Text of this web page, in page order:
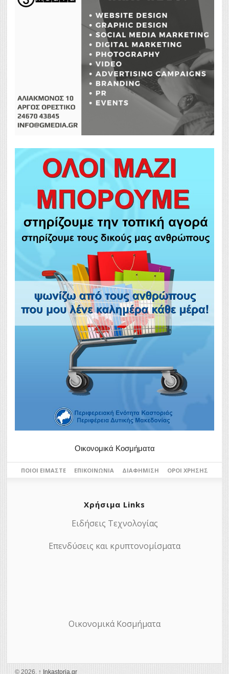
Οικονομικά Κοσμήματα
ΠΟΙΟΙ ΕΊΜΑΣΤΕ ΕΠΙΚΟΙΝΩΝΊΑ ΔΙΑΦΉΜΙΣΗ ΌΡΟΙ ΧΡΉΣΗΣ
Χρήσιμα Links
Ειδήσεις Τεχνολογίας
Επενδύσεις και κρυπτονομίσματα
Οικονομικά Κοσμήματα
© 2026, ↑ Ιnkastoria.gr